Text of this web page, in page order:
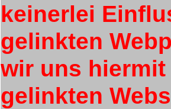
keinerlei
gelinkten
wir uns
gelinkten